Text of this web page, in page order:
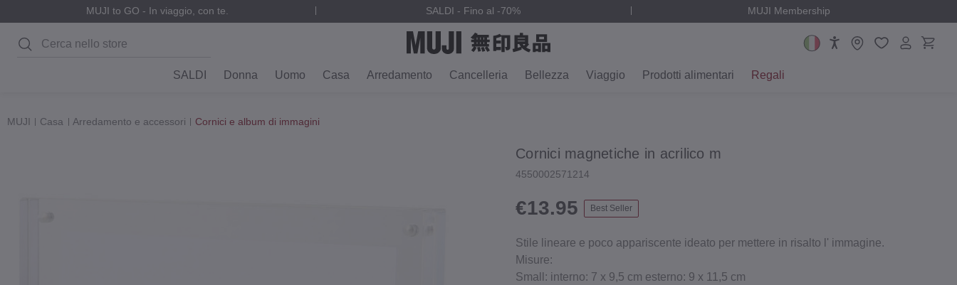
MUJI to GO - In viaggio, con te. SALDI - Fino al -70% MUJI Membership
Cerca
SALDI Donna Uomo Casa Arredamento Cancelleria Bellezza Viaggio Prodotti alimentari Regali
MUJI Casa Arredamento e accessori Cornici e album di immagini
Cornici magnetiche in acrilico m
4550002571214
€13.95 Best Seller
Stile lineare e poco appariscente ideato per mettere in risalto l' immagine.
Misure:
Small: interno: 7 x 9,5 cm esterno: 9 x 11,5 cm